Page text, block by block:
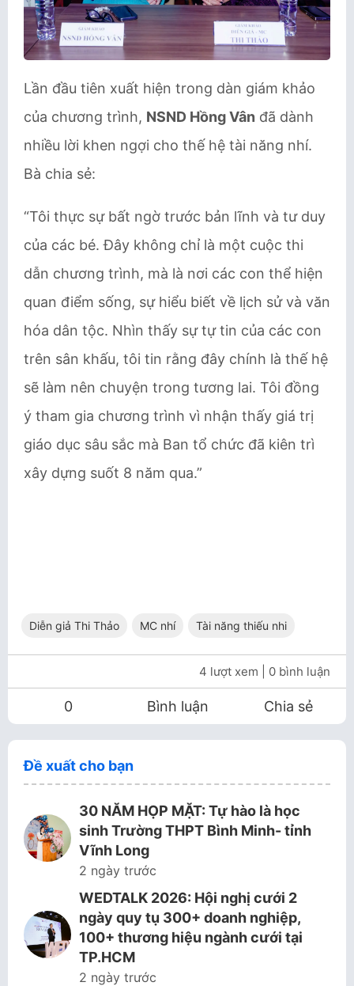
Lần đầu tiên xuất hiện trong dàn giám khảo
của chương trình, NSND Hồng Vân đã dành
nhiều lời khen ngợi cho thế hệ tài năng nhí.
Bà chia sẻ:
“Tôi thực sự bất ngờ trước bản lĩnh và tư duy
của các bé. Đây không chỉ là một cuộc thi
dẫn chương trình, mà là nơi các con thể hiện
quan điểm sống, sự hiểu biết về lịch sử và văn
hóa dân tộc. Nhìn thấy sự tự tin của các con
trên sân khấu, tôi tin rằng đây chính là thế hệ
sẽ làm nên chuyện trong tương lai. Tôi đồng
ý tham gia chương trình vì nhận thấy giá trị
giáo dục sâu sắc mà Ban tổ chức đã kiên trì
xây dựng suốt 8 năm qua.”
Diễn giả Thi Thảo MC nhí Tài năng thiếu nhi
4 lượt xem | 0 bình luận
0 Bình luận Chia sẻ
Đề xuất cho bạn
30 NĂM HỌP MẶT: Tự hào là học
sinh Trường THPT Bình Minh- tỉnh
Vĩnh Long
2 ngày trước
WEDTALK 2026: Hội nghị cưới 2
ngày quy tụ 300+ doanh nghiệp,
100+ thương hiệu ngành cưới tại
TP.HCM
2 ngày trước